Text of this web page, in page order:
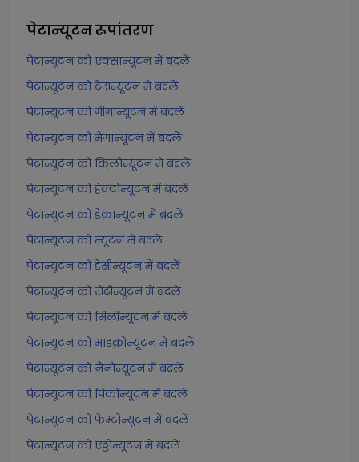
पेटान्यूटनरूपांतरण
पेटान्यूटन को एक्सान्यूटन में बदलें
पेटान्यूटन को टेरान्यूटन में बदलें
पेटान्यूटन को गीगान्यूटन में बदलें
पेटान्यूटन को मेगान्यूटन में बदलें
पेटान्यूटन को किलोन्यूटन में बदलें
पेटान्यूटन को हेक्टोन्यूटन में बदलें
पेटान्यूटन को डेकान्यूटन में बदलें
पेटान्यूटन को न्यूटन में बदलें
पेटान्यूटन को डेसीन्यूटन में बदलें
पेटान्यूटन को सेंटीन्यूटन में बदलें
पेटान्यूटन को मिलीन्यूटन में बदलें
पेटान्यूटन को माइक्रोन्यूटन में बदलें
पेटान्यूटन को नैनोन्यूटन में बदलें
पेटान्यूटन को पिकोन्यूटन में बदलें
पेटान्यूटन को फेम्टोन्यूटन में बदलें
पेटान्यूटन को एट्टोन्यूटन में बदलें